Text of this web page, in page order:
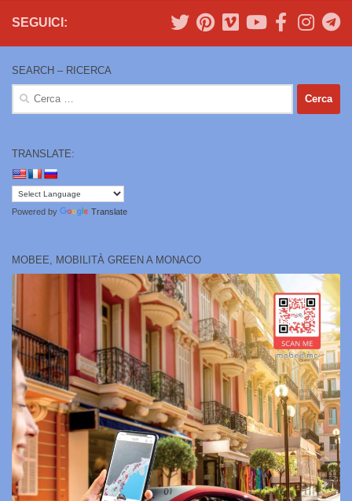
SEGUICI:
SEARCH – RICERCA
Ricerca
TRANSLATE:
Powered by Translate
MOBEE, MOBILITÀ GREEN A MONACO